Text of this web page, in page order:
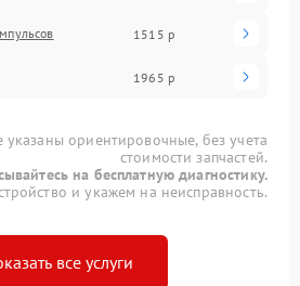
1515 р
1965 р
указаны ориентировочные, без учета
стоимости запчастей.
на бесплатную диагностику.
и укажем на неисправность.
все услуги